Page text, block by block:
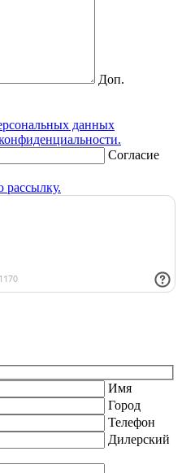
Доп.
данных
Согласие
рассылку.
Имя
Город
Телефон
Дилерский